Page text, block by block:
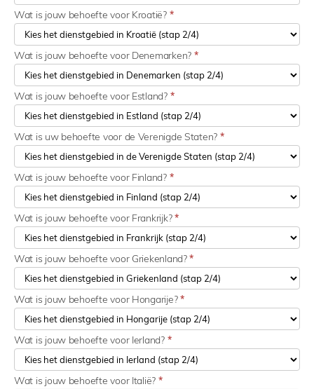
Wat is jouw behoefte voor Kroatië? *
Wat is jouw behoefte voor Denemarken? *
Wat is jouw behoefte voor Estland? *
Wat is uw behoefte voor de Verenigde Staten? *
Wat is jouw behoefte voor Finland? *
Wat is jouw behoefte voor Frankrijk?*
Wat is jouw behoefte voor Griekenland?*
Wat is jouw behoefte voor Hongarije?*
Wat is jouw behoefte voor Ierland? *
Wat is jouw behoefte voor Italië? *